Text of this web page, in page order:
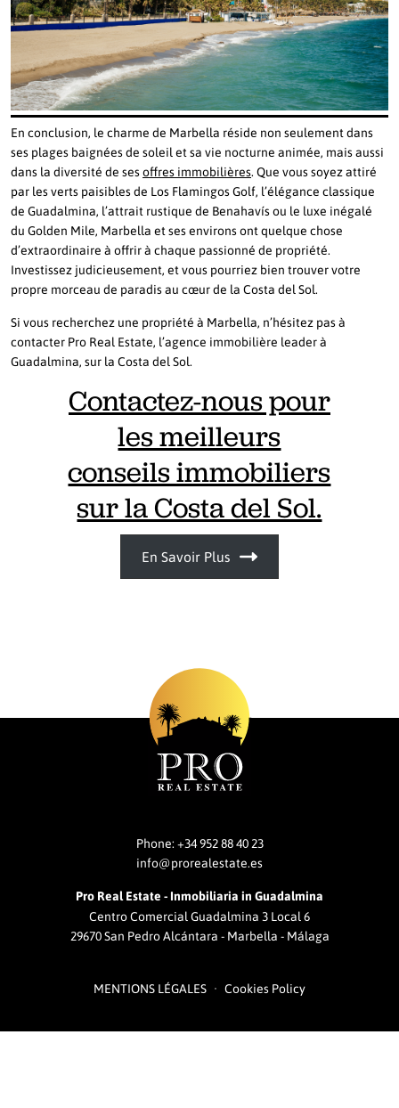
En conclusion, le charme de Marbella réside non seulement dans
ses plages baignées de soleil et sa vie nocturne animée, mais aussi
dans la diversité de sesoffres immobilières. Que vous soyez attiré
par les verts paisibles de Los Flamingos Golf, l’élégance classique
de Guadalmina, l’attrait rustique de Benahavís ou le luxe inégalé
du Golden Mile, Marbella et ses environs ont quelque chose
d’extraordinaire à offrir à chaque passionné de propriété.
Investissez judicieusement, et vous pourriez bien trouver votre
propre morceau de paradis au cœur de la Costa del Sol.
Si vous recherchez une propriété à Marbella, n’hésitez pas à
contacter Pro Real Estate, l’agence immobilière leader à
Guadalmina, sur la Costa del Sol.
Contactez-nous pour
les meilleurs
conseils immobiliers
sur la Costa del Sol.
En Savoir Plus
Phone: +34 952 88 40 23
info@prorealestate.es
Pro Real Estate - Inmobiliaria in Guadalmina
Centro Comercial Guadalmina 3 Local 6
29670 San Pedro Alcántara - Marbella - Málaga
MENTIONS LÉGALES Cookies Policy